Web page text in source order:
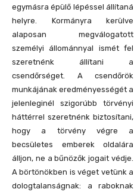
egymásra épülő lépéssel állítaná
helyre. Kormányra kerülve
alaposan megválogatott
személyi állománnyal ismét fel
szeretnénk állítani a
csendőrséget. A csendőrök
munkájának eredményességét a
jelenleginél szigorúbb törvényi
háttérrel szeretnénk biztosítani,
hogy a törvény végre a
becsületes emberek oldalára
álljon, ne a bűnözők jogait védje.
A börtönökben is véget vetünk a
dologtalanságnak: a raboknak